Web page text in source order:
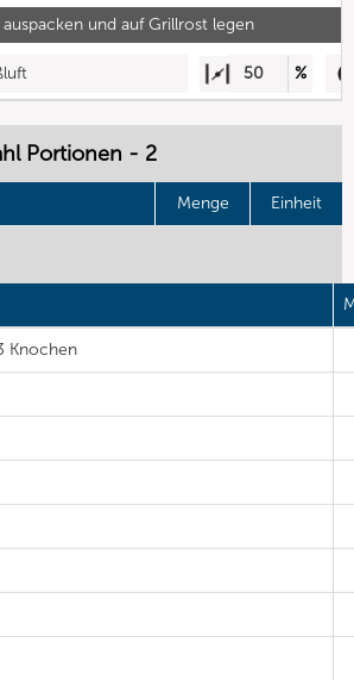
auspacken und auf Grillrost legen
50 %
Portionen - 2
Menge Einheit
Knochen